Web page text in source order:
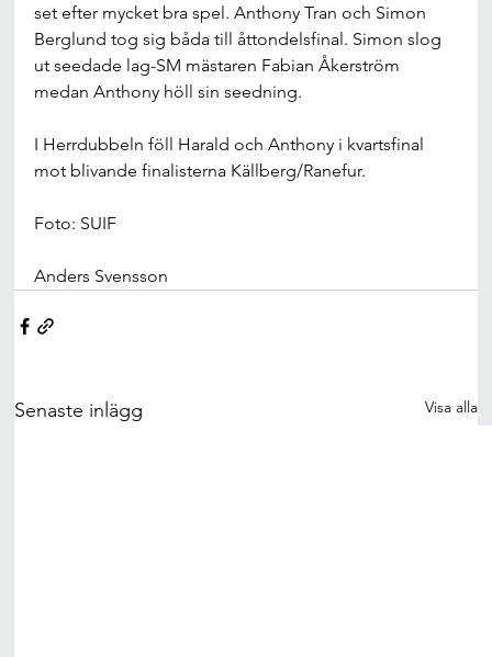
set efter mycket bra spel. Anthony Tran och Simon
Berglund tog sig båda till åttondelsfinal. Simon slog
ut seedade lag-SM mästaren Fabian Åkerström
medan Anthony höll sin seedning.
I Herrdubbeln föll Harald och Anthony i kvartsfinal
mot blivande finalisterna Källberg/Ranefur.
Foto: SUIF
Anders Svensson
Senaste inlägg Visa alla